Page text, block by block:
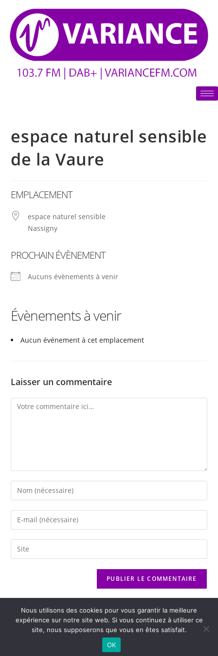
espace naturel sensible
de la Vaure
EMPLACEMENT
espace naturel sensible
Nassigny
PROCHAIN ÉVÈNEMENT
Aucuns évènements à venir
Évènements à venir
Aucun événement à cet emplacement
Laisser un commentaire
2026 - Variance FM - Mentions légales - Politique de confidentialité -
- Réalisation
Nous utilisons des cookies pour vous garantir la meilleure
expérience sur notre site web. Si vous continuez à utiliser ce
site, nous supposerons que vous en êtes satisfait.
OK